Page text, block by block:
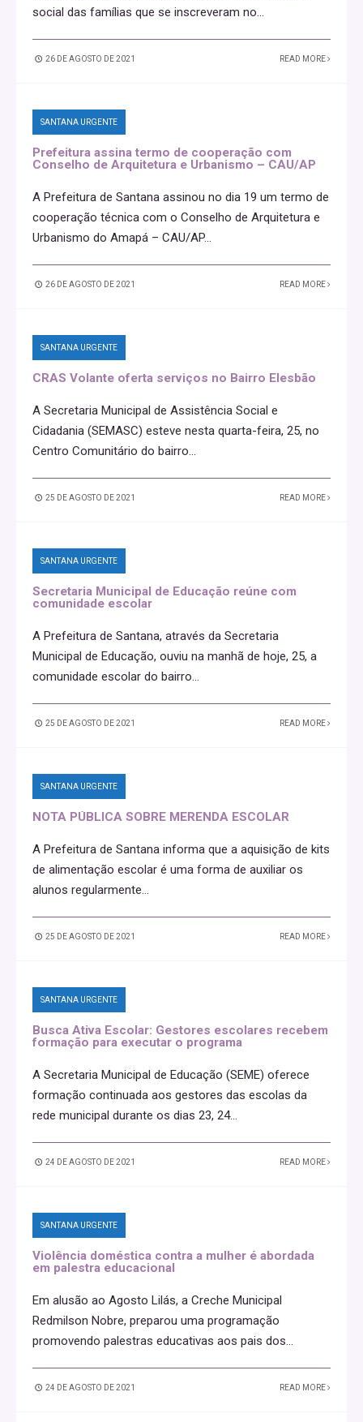
social das famílias que se inscreveram no...
26 DE AGOSTO DE 2021 READ MORE
SANTANA URGENTE
Prefeitura assina termo de cooperação com
Conselho de Arquitetura e Urbanismo – CAU/AP
A Prefeitura de Santana assinou no dia 19 um termo de
cooperação técnica com o Conselho de Arquitetura e
Urbanismo do Amapá – CAU/AP...
26 DE AGOSTO DE 2021 READ MORE
SANTANA URGENTE
CRAS Volante oferta serviços no Bairro Elesbão
A Secretaria Municipal de Assistência Social e
Cidadania (SEMASC) esteve nesta quarta-feira, 25, no
Centro Comunitário do bairro...
25 DE AGOSTO DE 2021 READ MORE
SANTANA URGENTE
Secretaria Municipal de Educação reúne com
comunidade escolar
A Prefeitura de Santana, através da Secretaria
Municipal de Educação, ouviu na manhã de hoje, 25, a
comunidade escolar do bairro...
25 DE AGOSTO DE 2021 READ MORE
SANTANA URGENTE
NOTA PÚBLICA SOBRE MERENDA ESCOLAR
A Prefeitura de Santana informa que a aquisição de kits
de alimentação escolar é uma forma de auxiliar os
alunos regularmente...
25 DE AGOSTO DE 2021 READ MORE
SANTANA URGENTE
Busca Ativa Escolar: Gestores escolares recebem
formação para executar o programa
A Secretaria Municipal de Educação (SEME) oferece
formação continuada aos gestores das escolas da
rede municipal durante os dias 23, 24...
24 DE AGOSTO DE 2021 READ MORE
SANTANA URGENTE
Violência doméstica contra a mulher é abordada
em palestra educacional
Em alusão ao Agosto Lilás, a Creche Municipal
Redmilson Nobre, preparou uma programação
promovendo palestras educativas aos pais dos...
24 DE AGOSTO DE 2021 READ MORE